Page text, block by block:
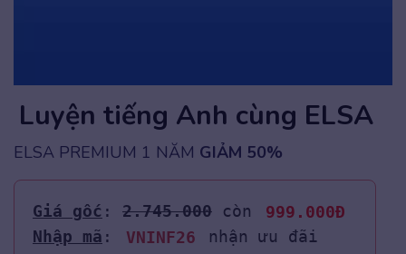
Luyện tiếng Anh cùng ELSA
ELSA PREMIUM 1 NĂM GIẢM 50%
Giá gốc : 2.745.000 còn
999.000Đ
Nhập mã : VNINF26 nhận ưu đãi